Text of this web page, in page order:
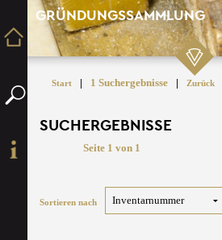
GRÜNDUNGSSAMMLUNG
Start | 1 Suchergebnisse | Zurück
SUCHERGEBNISSE
Seite 1 von 1
Sortieren nach